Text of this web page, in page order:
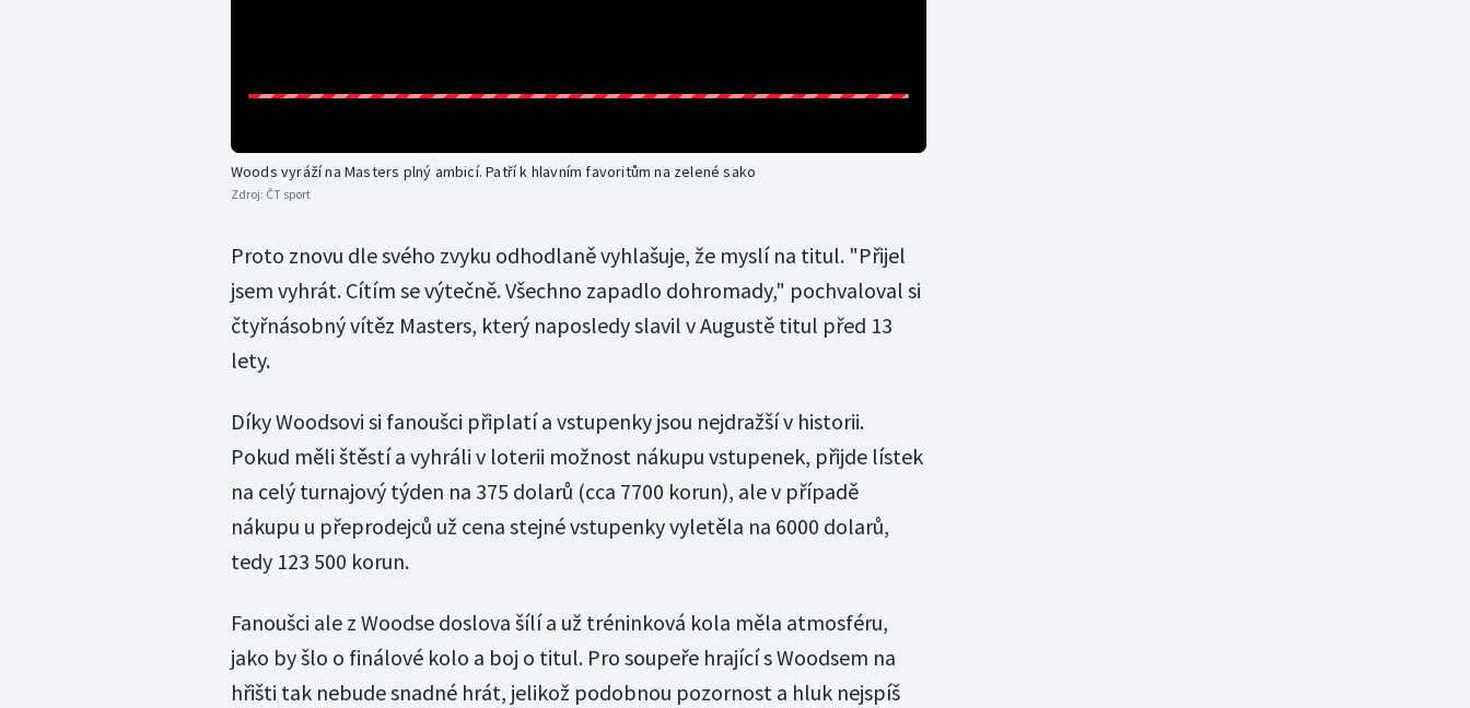
Woods vyráží na Masters plný ambicí. Patří k hlavním favoritům na zelené sako
Zdroj: ČT sport
Proto znovu dle svého zvyku odhodlaně vyhlašuje, že myslí na titul. "Přijel
jsem vyhrát. Cítím se výtečně. Všechno zapadlo dohromady," pochvaloval si
čtyřnásobný vítěz Masters, který naposledy slavil v Augustě titul před 13
lety.
Díky Woodsovi si fanoušci připlatí a vstupenky jsou nejdražší v historii.
Pokud měli štěstí a vyhráli v loterii možnost nákupu vstupenek, přijde lístek
na celý turnajový týden na 375 dolarů (cca 7700 korun), ale v případě
nákupu u přeprodejců už cena stejné vstupenky vyletěla na 6000 dolarů,
tedy 123 500 korun.
Fanoušci ale z Woodse doslova šílí a už tréninková kola měla atmosféru,
jako by šlo o finálové kolo a boj o titul. Pro soupeře hrající s Woodsem na
hřišti tak nebude snadné hrát, jelikož podobnou pozornost a hluk nejspíš